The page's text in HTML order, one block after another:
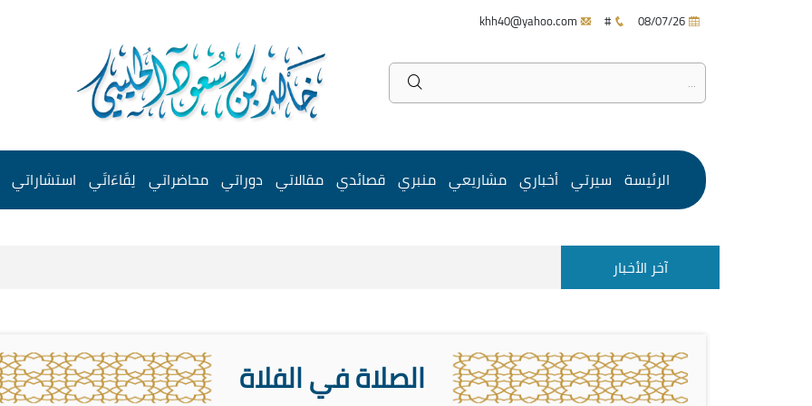
#
الرئيسة سيرتي أخباري مشاريعي منبري قصائدي مقالاتي دوراتي محاضراتي لِقَاءَاتَي استشاراتي
آخر الأخبار
الصلاة في الفلاة